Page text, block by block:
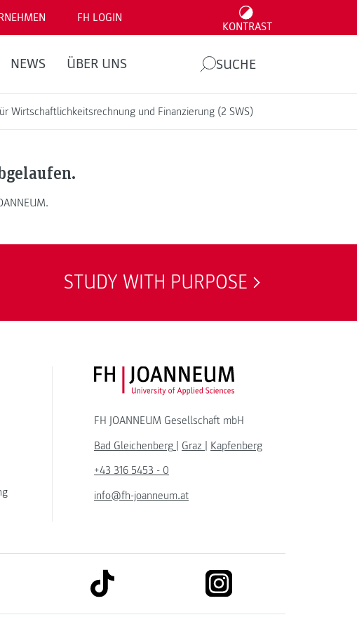
FH LOGIN
KONTRAST
NEWS ÜBER UNS SUCHE
Wirtschaftlichkeitsrechnung und Finanzierung (2 SWS)
STUDY WITH PURPOSE
FH JOANNEUM Logo
FH JOANNEUM Gesellschaft mbH
Bad Gleichenberg | Graz | Kapfenberg
+43 316 5453 - 0
info@fh-joanneum.at
to linkedin link to tiktok